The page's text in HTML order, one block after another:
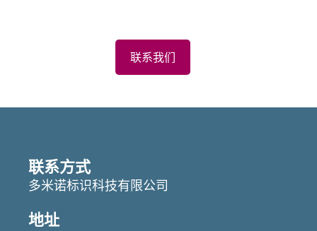
联系我们
Featured
联系方式
多米诺标识科技有限公司
地址